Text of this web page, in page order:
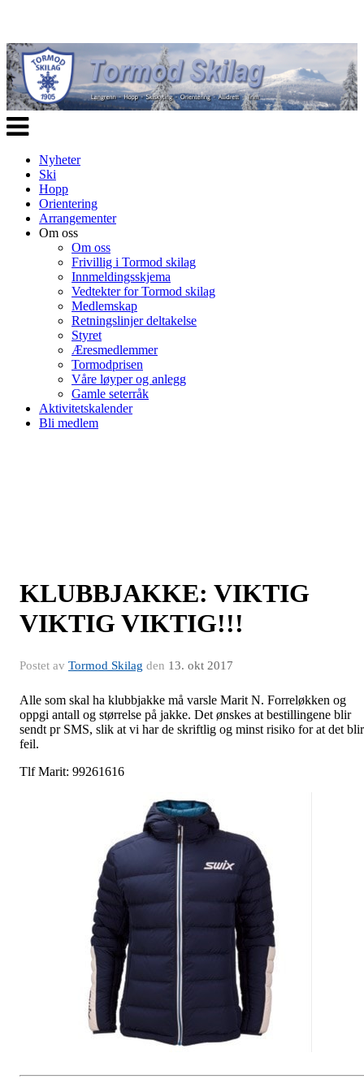
Veksle
navigasjon
Nyheter
Ski
Hopp
Orientering
Arrangementer
Om oss
Om oss
Frivillig i Tormod skilag
Innmeldingsskjema
Vedtekter for Tormod skilag
Medlemskap
Retningslinjer deltakelse
Styret
Æresmedlemmer
Tormodprisen
Våre løyper og anlegg
Gamle seterråk
Aktivitetskalender
Bli medlem
KLUBBJAKKE: VIKTIG
VIKTIG VIKTIG!!!
Postet av Tormod Skilag den 13. okt 2017
Alle som skal ha klubbjakke må varsle Marit N. Forreløkken og
oppgi antall og størrelse på jakke. Det ønskes at bestillingene blir
sendt pr SMS, slik at vi har de skriftlig og minst risiko for at det blir
feil.
Tlf Marit: 99261616